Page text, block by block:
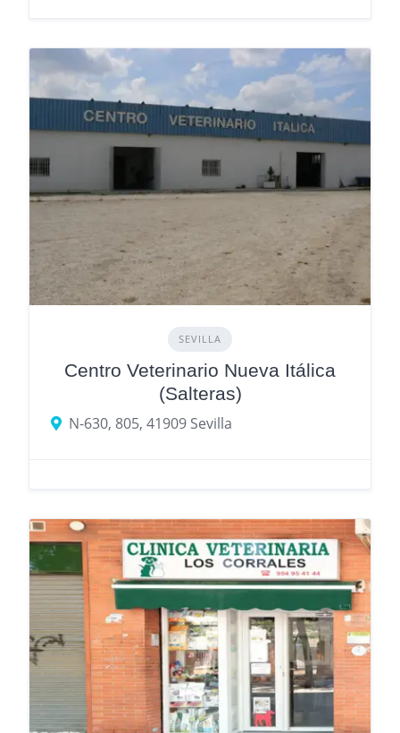
SEVILLA
Centro Veterinario Nueva Itálica
(Salteras)
N-630, 805, 41909 Sevilla